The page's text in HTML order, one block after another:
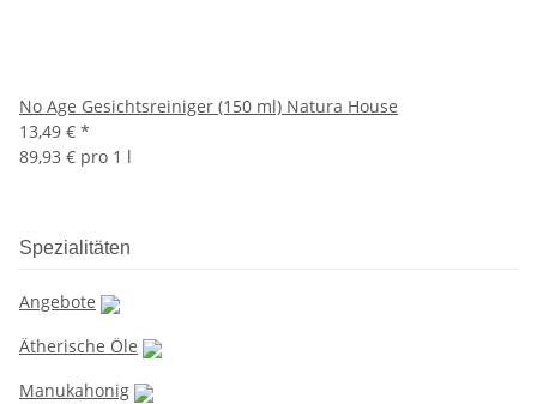
No Age Gesichtsreiniger (150 ml) Natura House
13,49 € *
89,93 € pro 1 l
Spezialitäten
Angebote
Ätherische Öle
Manukahonig